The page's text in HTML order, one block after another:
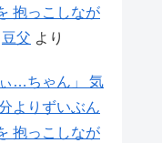
抱っこしなが
豆父 より
…ちゃん」 気
よりずいぶん
抱っこしなが